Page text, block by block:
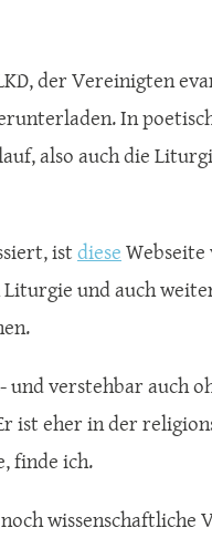
der Vereinigten
In
also auch die
istdieseWebseite
und auch
verstehbar auch
ist eher in der
finde ich.